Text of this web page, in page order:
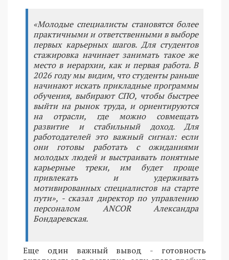
«Молодые специалисты становятся более
практичными и ответственными в выборе
первых карьерных шагов. Для студентов
стажировка начинает занимать такое же
место в иерархии, как и первая работа. В
2026 году мы видим, что студенты раньше
начинают искать прикладные программы
обучения, выбирают СПО, чтобы быстрее
выйти на рынок труда, и ориентируются
на отрасли, где можно совмещать
развитие и стабильный доход. Для
работодателей это важный сигнал: если
они готовы работать с ожиданиями
молодых людей и выстраивать понятные
карьерные треки, им будет проще
привлекать и удерживать
мотивированных специалистов на старте
пути», - сказал директор по управлению
персоналом ANCOR Александра
Бондаревская.
Еще один важный вывод - готовность